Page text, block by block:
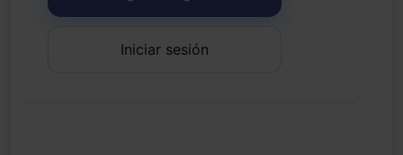
Iniciar sesión